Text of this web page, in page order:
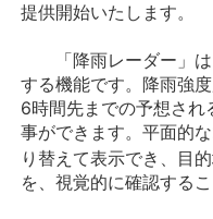
提供開始いたします。
「降雨レーダー」は
する機能です。降雨強
6時間先までの予想され
事ができます。平面的
り替えて表示でき、目
を、視覚的に確認するこ